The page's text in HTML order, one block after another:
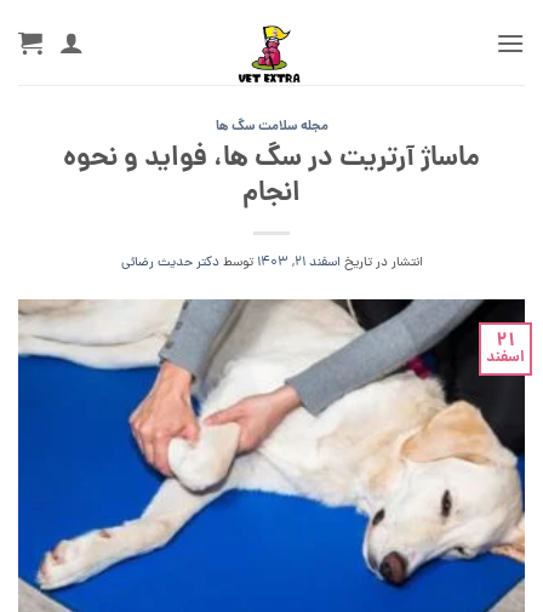
مجله سلامت سگ ها
ماساژ آرتریت در سگ ها، فواید و نحوه
انجام
انتشار در تاریخ اسفند 21, 1403 توسطدکتر حدیث رضائی
21
اسفند